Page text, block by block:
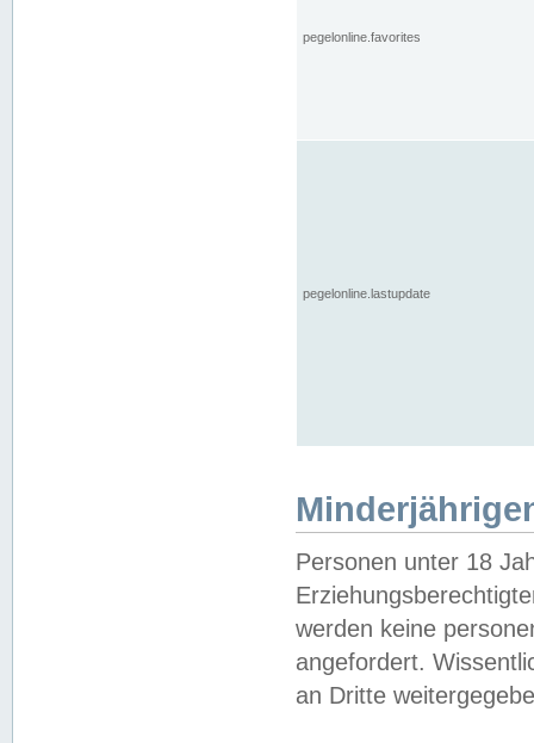
pegelonline.favorites
pegelonline.lastupdate
Personen unter 18
werden keine
angefordert.
an Dritte